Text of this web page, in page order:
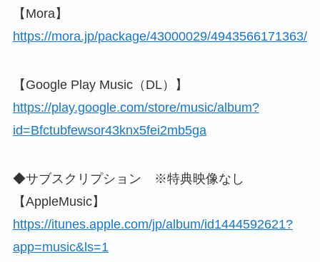
【Mora】
https://mora.jp/package/43000029/4943566171363/
【Google Play Music（DL）】
https://play.google.com/store/music/album?
id=Bfctubfewsor43knx5fei2mb5ga
◆サブスクリプション ※特典映像なし
【AppleMusic】
https://itunes.apple.com/jp/album/id1444592621?
app=music&ls=1